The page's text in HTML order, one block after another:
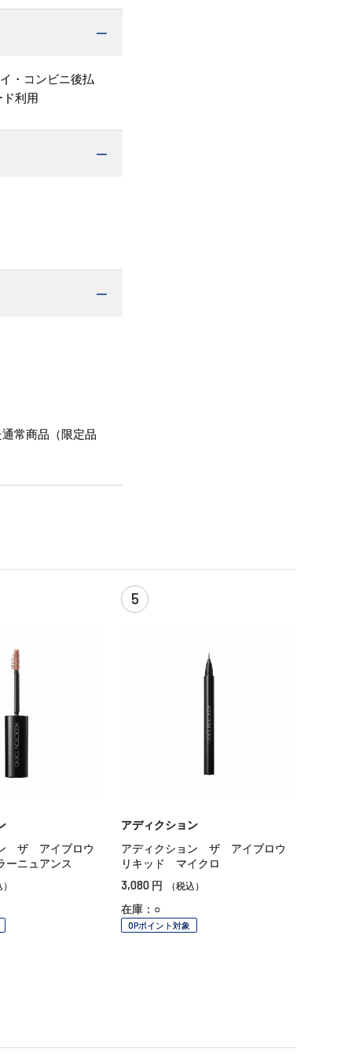
・コンビニ後払
利用
常商品（限定品
ザ アイブロウ
ニュアンス
5
アディクション
アディクション ザ アイブロウ
リキッド マイクロ
3,080 円 （税込）
在庫：○
OPポイント対象